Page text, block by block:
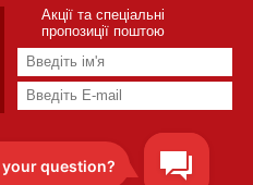
Акції та спеціальні
пропозиції поштою